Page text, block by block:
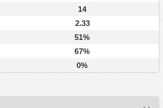
14
2.33
51%
67%
0%